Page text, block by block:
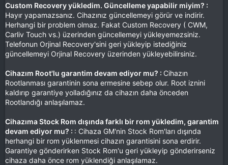
Custom Recovery yükledim. Güncelleme yapabilir miyim? :
Hayır yapamazsanız. Cihazınız güncellemeyi görür ve indirir.
Herhangi bir problem olmaz. Fakat Custom Recovery ( CWM,
Carliv Touch vs.) üzerinden güncellemeyi yükleyemezsiniz.
Telefonun Orjinal Recovery'sini geri yükleyip istediğiniz
güncellemeyi Orjinal Recovery üzerinden yükleyebilirsiniz.
Cihazım Root'lu garantim devam ediyor mu? : Cihazın
Rootlanması garantinin sona ermesine sebep olur. Root iznini
kaldırıp garantiye yolladığınız da cihazın daha önceden
Rootlandığı anlaşılamaz.
Cihazıma Stock Rom dışında farklı bir rom yükledim, garantim
devam ediyor mu? : : Cihaza GM'nin Stock Rom'ları dışında
herhangi bir rom yüklenmesi cihazın garantisini sona erdirir.
Garantiye gönderirken Stock Rom'u geri yükleyip gönderirseniz
cihaza daha önce rom yüklendiği anlaşılamaz.